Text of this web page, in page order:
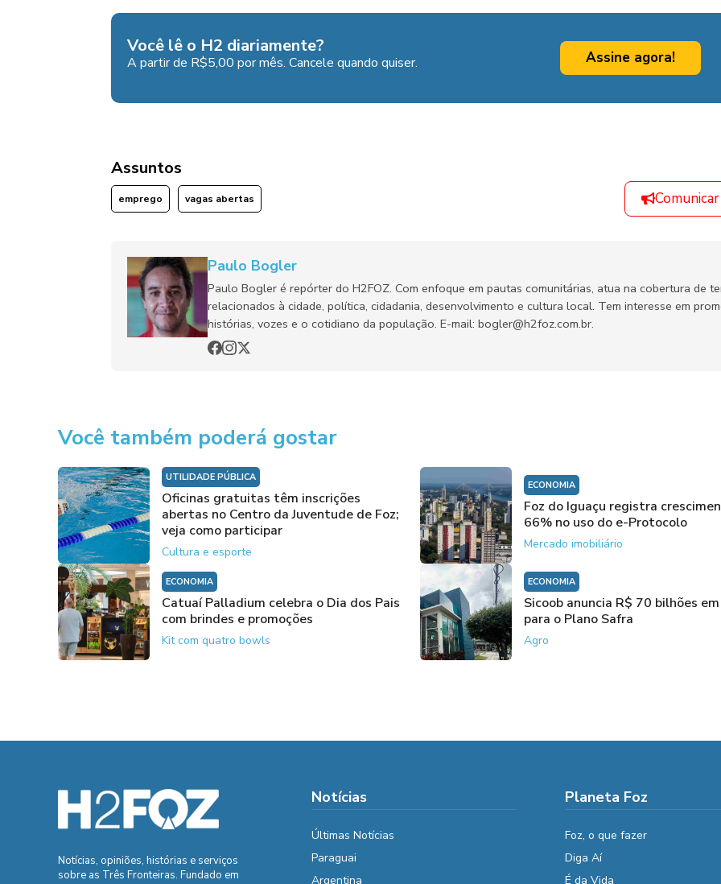
Você lê o H2 diariamente?
A partir de R$5,00 por mês. Cancele quando quiser. Assine agora!
Assuntos
emprego vagas abertas
Paulo Bogler
Paulo Bogler é repórter do H2FOZ. Com enfoque em pautas comunitárias, atua na cobertura de
relacionados à cidade, política, cidadania, desenvolvimento e cultura local. Tem interesse em
histórias, vozes e o cotidiano da população. E-mail: bogler@h2foz.com.br.
Você também poderá gostar
UTILIDADE PÚBLICA
Oficinas gratuitas têm inscrições
abertas no Centro da Juventude de Foz;
veja como participar
Cultura e esporte
ECONOMIA
Foz do Iguaçu registra
66% no uso do e-Protocolo
Mercado imobiliário
ECONOMIA
Catuaí Palladium celebra o Dia dos Pais
com brindes e promoções
Kit com quatro bowls
ECONOMIA
Sicoob anuncia R$ 70 bilhões
para o Plano Safra
Agro
Notícias, opiniões, histórias e serviços
sobre as Três Fronteiras. Fundado em
Notícias
Últimas Notícias
Paraguai
Argentina
Planeta Foz
Foz, o que fazer
Diga Aí
É da Vida